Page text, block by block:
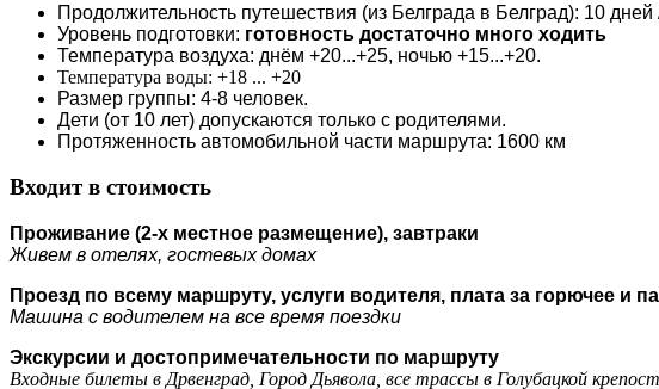
Продолжительность путешествия (из Белграда в Белград): 10 дней
Уровень подготовки: готовность достаточно много ходить
Температура воздуха: днём +20...+25, ночью +15...+20.
Температура воды: +18 ... +20
Размер группы: 4-8 человек.
Дети (от 10 лет) допускаются только с родителями.
Протяженность автомобильной части маршрута: 1600 км
Входит в стоимость
Проживание (2-х местное размещение), завтраки
Живем в отелях, гостевых домах
Проезд по всему маршруту, услуги водителя, плата за горючее и
Машина с водителем на все время поездки
Экскурсии и достопримечательности по маршруту
Входные билеты в Дрвенград, Город Дьявола, все трассы в Голубацкой